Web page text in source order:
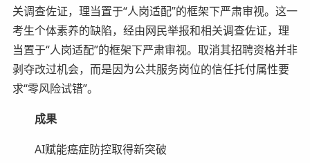
关调查佐证，理当置于“人岗适配”的框架下严肃审视。这一
考生个体素养的缺陷，经由网民举报和相关调查佐证，理
当置于“人岗适配”的框架下严肃审视。取消其招聘资格并非
剥夺改过机会，而是因为公共服务岗位的信任托付属性要
求“零风险试错”。
成果
AI赋能癌症防控取得新突破